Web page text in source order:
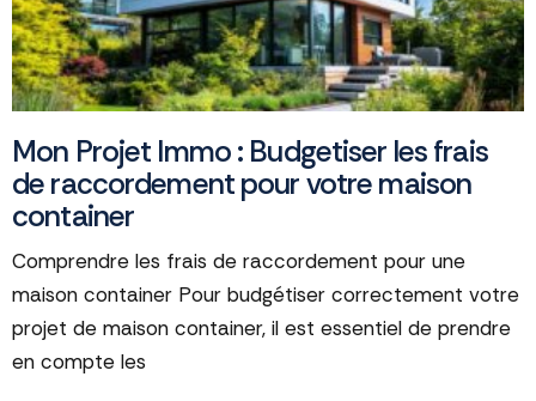
Mon Projet Immo : Budgetiser les frais
de raccordement pour votre maison
container
Comprendre les frais de raccordement pour une
maison container Pour budgétiser correctement votre
projet de maison container, il est essentiel de prendre
en compte les